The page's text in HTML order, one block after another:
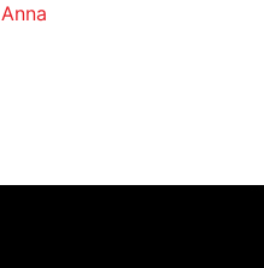
Anna